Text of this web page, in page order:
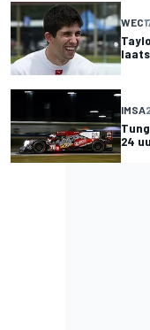
WEC
IMSA
24